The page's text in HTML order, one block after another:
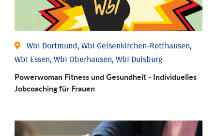
WbI Dortmund, WbI Gelsenkirchen-Rotthausen,
WbI Essen, WbI Oberhausen, WbI Duisburg
Powerwoman Fitness und Gesund­heit - Individu­elles
Job­coaching für Frauen